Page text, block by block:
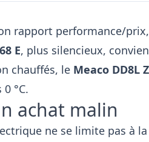
rapport performance/
E, plus silencieux,
chauffés, le Meaco DD8L
°C.
achat malin
ne se limite pas à